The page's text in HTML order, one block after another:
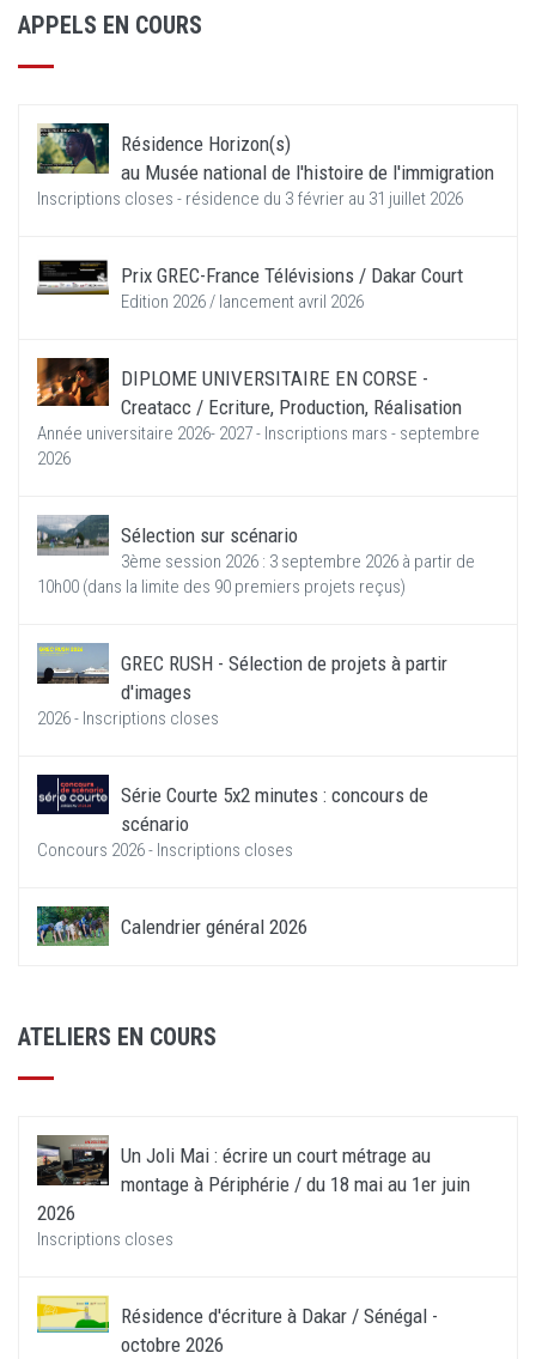
APPELS EN COURS
Résidence Horizon(s)
au Musée national de l'histoire de l'immigration
Inscriptions closes - résidence du 3 février au 31 juillet 2026
Prix GREC-France Télévisions / Dakar Court
Edition 2026 / lancement avril 2026
DIPLOME UNIVERSITAIRE EN CORSE -
Creatacc / Ecriture, Production, Réalisation
Année universitaire 2026- 2027 - Inscriptions mars - septembre
2026
Sélection sur scénario
3ème session 2026 : 3 septembre 2026 à partir de
10h00 (dans la limite des 90 premiers projets reçus)
GREC RUSH - Sélection de projets à partir
d'images
2026 - Inscriptions closes
Série Courte 5x2 minutes : concours de
scénario
Concours 2026 - Inscriptions closes
Calendrier général 2026
ATELIERS EN COURS
Un Joli Mai : écrire un court métrage au
montage à Périphérie / du 18 mai au 1er juin
2026
Inscriptions closes
Résidence d'écriture à Dakar / Sénégal -
octobre 2026